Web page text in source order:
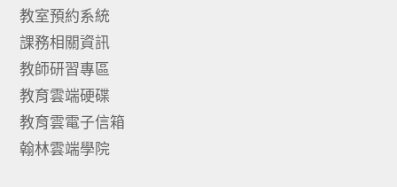
教室預約系統
課務相關資訊
教師研習專區
教育雲端硬碟
教育雲電子信箱
翰林雲端學院